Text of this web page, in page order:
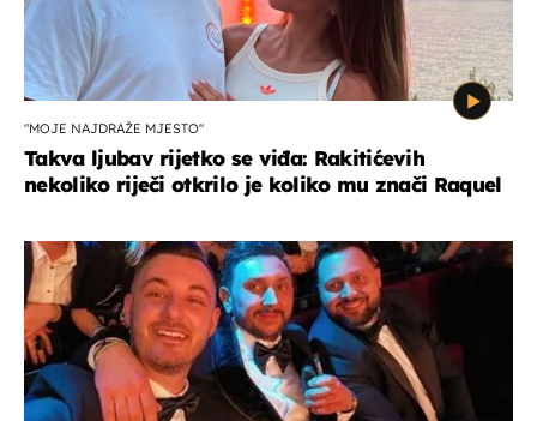
"MOJE NAJDRAŽE MJESTO"
Takva ljubav rijetko se viđa: Rakitićevih
nekoliko riječi otkrilo je koliko mu znači Raquel